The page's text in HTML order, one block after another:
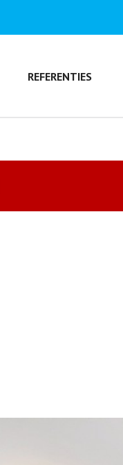
REFERENTIES